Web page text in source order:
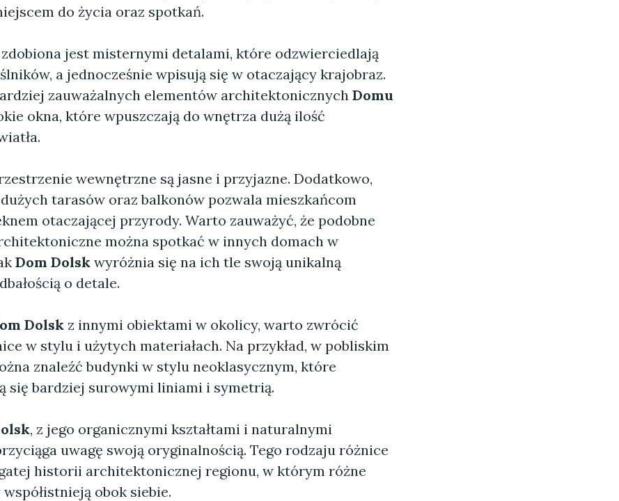
do życia oraz spotkań.
zdobiona jest misternymi detalami, które odzwierciedlają
a jednocześnie wpisują się w otaczający krajobraz.
zauważalnych elementów architektonicznych Domu
okna, które wpuszczają do wnętrza dużą ilość
wewnętrzne są jasne i przyjazne. Dodatkowo,
tarasów oraz balkonów pozwala mieszkańcom
otaczającej przyrody. Warto zauważyć, że podobne
można spotkać w innych domach w
Dom Dolsk wyróżnia się na ich tle swoją unikalną
o detale.
Dolsk z innymi obiektami w okolicy, warto zwrócić
w stylu i użytych materiałach. Na przykład, w pobliskim
znaleźć budynki w stylu neoklasycznym, które
się bardziej surowymi liniami i symetrią.
, z jego organicznymi kształtami i naturalnymi
uwagę swoją oryginalnością. Tego rodzaju różnice
historii architektonicznej regionu, w którym różne
obok siebie.